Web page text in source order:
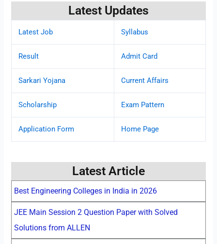
Latest Updates
Latest Job Syllabus
Result Admit Card
Sarkari Yojana Current Affairs
Scholarship Exam Pattern
Application Form Home Page
Latest Article
Best Engineering Colleges in India in 2026
JEE Main Session 2 Question Paper with Solved
Solutions from ALLEN